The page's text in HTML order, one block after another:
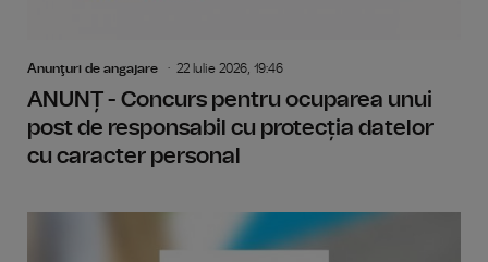
Anunţuri de angajare 22 Iulie 2026, 19:46
ANUNȚ - Concurs pentru ocuparea unui
post de responsabil cu protecția datelor
cu caracter personal